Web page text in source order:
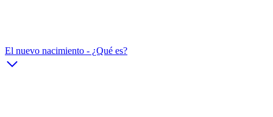
El nuevo nacimiento - ¿Qué es?